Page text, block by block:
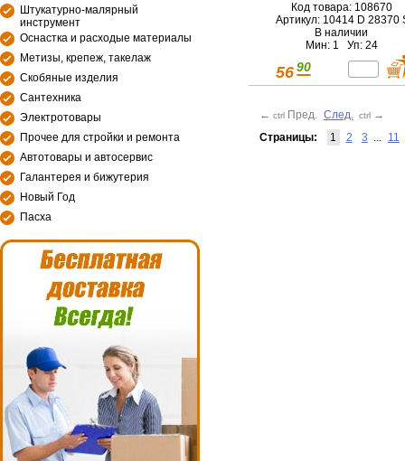
Штукатурно-малярный
инструмент
Оснастка и расходые материалы
Метизы, крепеж, такелаж
Скобяные изделия
Сантехника
Электротовары
Прочее для стройки и ремонта
Автотовары и автосервис
Галантерея и бижутерия
Новый Год
Пасха
Код товара: 108670
Артикул: 10414 D 28370
В наличии
Мин: 1 Уп: 24
56 90
← ctrl Пред. След. ctrl →
Страницы:
1 2 3 ... 11